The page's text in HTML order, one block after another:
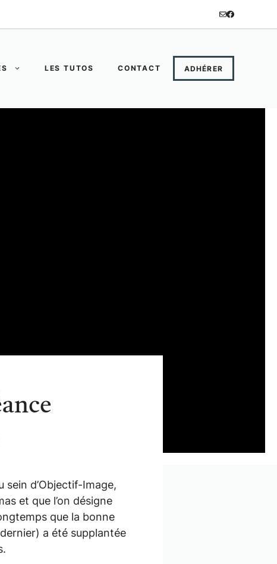
LES TUTOS CONTACT ADHÉRER
sein d’Objectif-Image,
et que l’on désigne
que la bonne
a été supplantée